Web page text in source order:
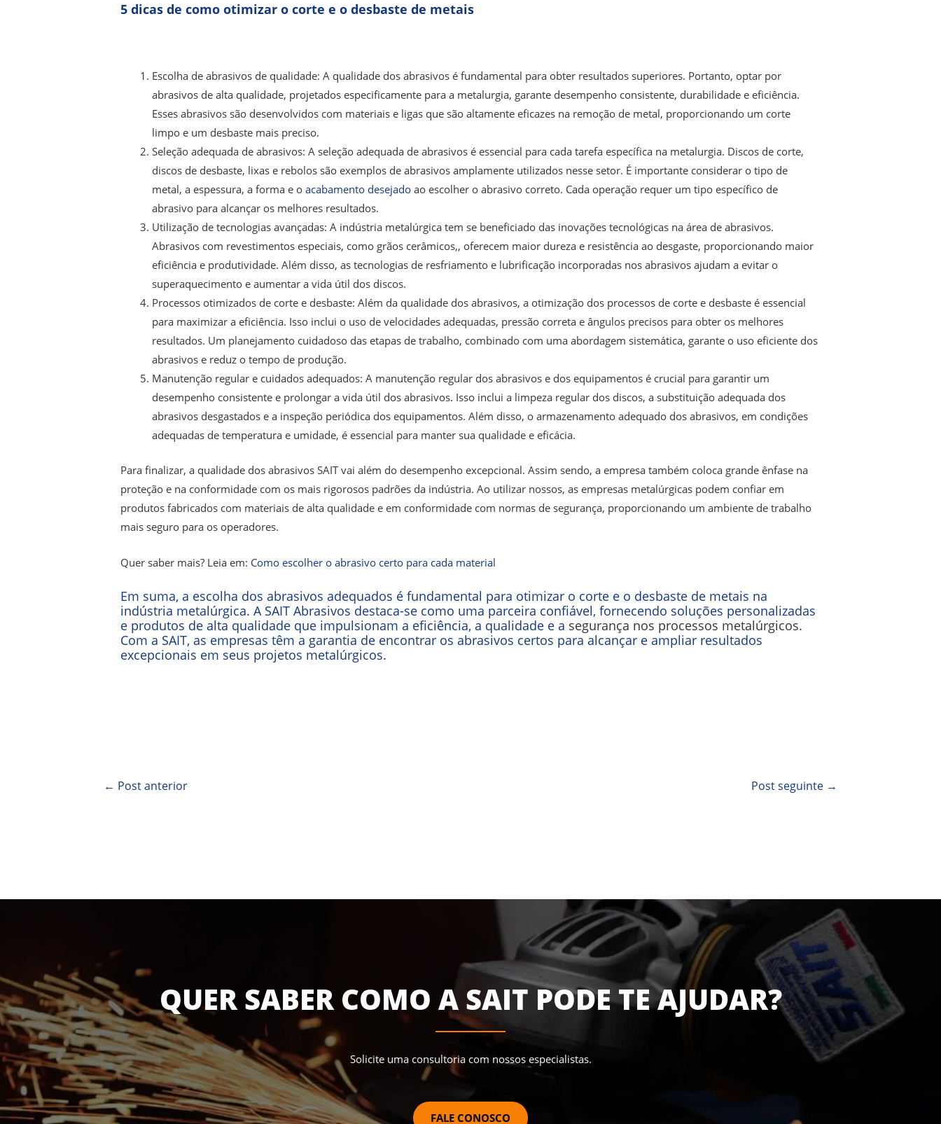
5 dicas de como otimizar o corte e o desbaste de metais
Escolha de abrasivos de qualidade: A qualidade dos abrasivos é fundamental para obter resultados superiores. Portanto, optar por
abrasivos de alta qualidade, projetados especificamente para a metalurgia, garante desempenho consistente, durabilidade e eficiência.
Esses abrasivos são desenvolvidos com materiais e ligas que são altamente eficazes na remoção de metal, proporcionando um corte
limpo e um desbaste mais preciso.
Seleção adequada de abrasivos: A seleção adequada de abrasivos é essencial para cada tarefa específica na metalurgia. Discos de corte,
discos de desbaste, lixas e rebolos são exemplos de abrasivos amplamente utilizados nesse setor. É importante considerar o tipo de
metal, a espessura, a forma e oacabamento desejado ao escolher o abrasivo correto. Cada operação requer um tipo específico de
abrasivo para alcançar os melhores resultados.
Utilização de tecnologias avançadas: A indústria metalúrgica tem se beneficiado das inovações tecnológicas na área de abrasivos.
Abrasivos com revestimentos especiais, como grãos cerâmicos,, oferecem maior dureza e resistência ao desgaste, proporcionando maior
eficiência e produtividade. Além disso, as tecnologias de resfriamento e lubrificação incorporadas nos abrasivos ajudam a evitar o
superaquecimento e aumentar a vida útil dos discos.
Processos otimizados de corte e desbaste: Além da qualidade dos abrasivos, a otimização dos processos de corte e desbaste é essencial
para maximizar a eficiência. Isso inclui o uso de velocidades adequadas, pressão correta e ângulos precisos para obter os melhores
resultados. Um planejamento cuidadoso das etapas de trabalho, combinado com uma abordagem sistemática, garante o uso eficiente dos
abrasivos e reduz o tempo de produção.
Manutenção regular e cuidados adequados: A manutenção regular dos abrasivos e dos equipamentos é crucial para garantir um
desempenho consistente e prolongar a vida útil dos abrasivos. Isso inclui a limpeza regular dos discos, a substituição adequada dos
abrasivos desgastados e a inspeção periódica dos equipamentos. Além disso, o armazenamento adequado dos abrasivos, em condições
adequadas de temperatura e umidade, é essencial para manter sua qualidade e eficácia.
Para finalizar, a qualidade dos abrasivos SAIT vai além do desempenho excepcional. Assim sendo, a empresa também coloca grande ênfase na
proteção e na conformidade com os mais rigorosos padrões da indústria. Ao utilizar nossos, as empresas metalúrgicas podem confiar em
produtos fabricados com materiais de alta qualidade e em conformidade com normas de segurança, proporcionando um ambiente de trabalho
mais seguro para os operadores.
Quer saber mais? Leia em: Como escolher o abrasivo certo para cada material
Em suma, a escolha dos abrasivos adequados é fundamental para otimizar o corte e o desbaste de metais na
indústria metalúrgica. A SAIT Abrasivos destaca-se como uma parceira confiável, fornecendo soluções personalizadas
e produtos de alta qualidade que impulsionam a eficiência, a qualidade e a segurança nos processos metalúrgicos.
Com a SAIT, as empresas têm a garantia de encontrar os abrasivos certos para alcançar e ampliar resultados
excepcionais em seus projetos metalúrgicos.
← Post anterior Post seguinte →
QUER SABER COMO A SAIT PODE TE AJUDAR?
Solicite uma consultoria com nossos especialistas.
FALE CONOSCO